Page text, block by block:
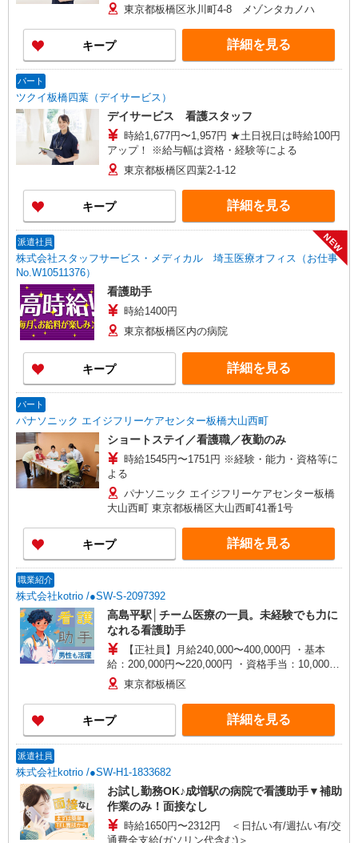
東京都板橋区氷川町4-8 メゾンタカノハ
キープ 詳細を見る
パート
ツクイ板橋四葉（デイサービス）
デイサービス 看護スタッフ
時給1,677円〜1,957円 ★土日祝日は時給100円
アップ！ ※給与幅は資格・経験等による
東京都板橋区四葉2-1-12
キープ 詳細を見る
派遣社員
株式会社スタッフサービス・メディカル 埼玉医療オフィス（お仕事
No.W10511376）
NEW
看護助手
時給1400円
東京都板橋区内の病院
キープ 詳細を見る
パート
パナソニック エイジフリーケアセンター板橋大山西町
ショートステイ／看護職／夜勤のみ
時給1545円〜1751円 ※経験・能力・資格等に
よる
パナソニック エイジフリーケアセンター板橋
大山西町 東京都板橋区大山西町41番1号
キープ 詳細を見る
職業紹介
株式会社kotrio /●SW-S-2097392
高島平駅│チーム医療の一員。未経験でも力に
なれる看護助手
【正社員】月給240,000〜400,000円 ・基本
給：200,000円〜220,000円 ・資格手当：10,000〜
30,000円 ・役職手当：10,000〜70,000円 ・処遇改
善手当：20,000〜60,000円（勤続年数、保有資格
により変動） ・固定残業手当：20,000円（10時
間） ※固定残業時間を超過する場合には超過勤務
手当として別途支給 ・夜勤手当：10,000円/1回
歓迎 ・認知症介護基礎研修 ・初任者研修 ・実務
者研修 ・介護福祉士 など
東京都板橋区
キープ 詳細を見る
派遣社員
株式会社kotrio /●SW-H1-1833682
お試し勤務OK♪成増駅の病院で看護助手▼補助
作業のみ！面接なし
時給1650円〜2312円 ＜日払い有/週払い有/交
通費全支給(ガソリン代含む)＞